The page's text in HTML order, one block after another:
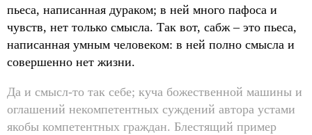
пьеса, написанная дураком; в ней много пафоса и
чувств, нет только смысла. Так вот, сабж – это пьеса,
написанная умным человеком: в ней полно смысла и
совершенно нет жизни.
Да и смысл-то так себе; куча божественной машины и
оглашений некомпетентных суждений автора устами
якобы компетентных граждан. Блестящий пример